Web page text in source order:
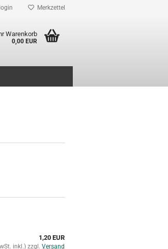
Merkzettel
Warenkorb
0,00 EUR
1,20 EUR
inkl.) zzgl. Versand